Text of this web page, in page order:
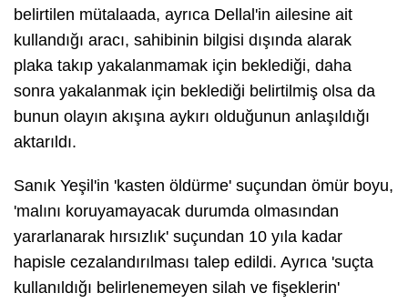
belirtilen mütalaada, ayrıca Dellal'in ailesine ait
kullandığı aracı, sahibinin bilgisi dışında alarak
plaka takıp yakalanmamak için beklediği, daha
sonra yakalanmak için beklediği belirtilmiş olsa da
bunun olayın akışına aykırı olduğunun anlaşıldığı
aktarıldı.
Sanık Yeşil'in 'kasten öldürme' suçundan ömür boyu,
'malını koruyamayacak durumda olmasından
yararlanarak hırsızlık' suçundan 10 yıla kadar
hapisle cezalandırılması talep edildi. Ayrıca 'suçta
kullanıldığı belirlenemeyen silah ve fişeklerin'